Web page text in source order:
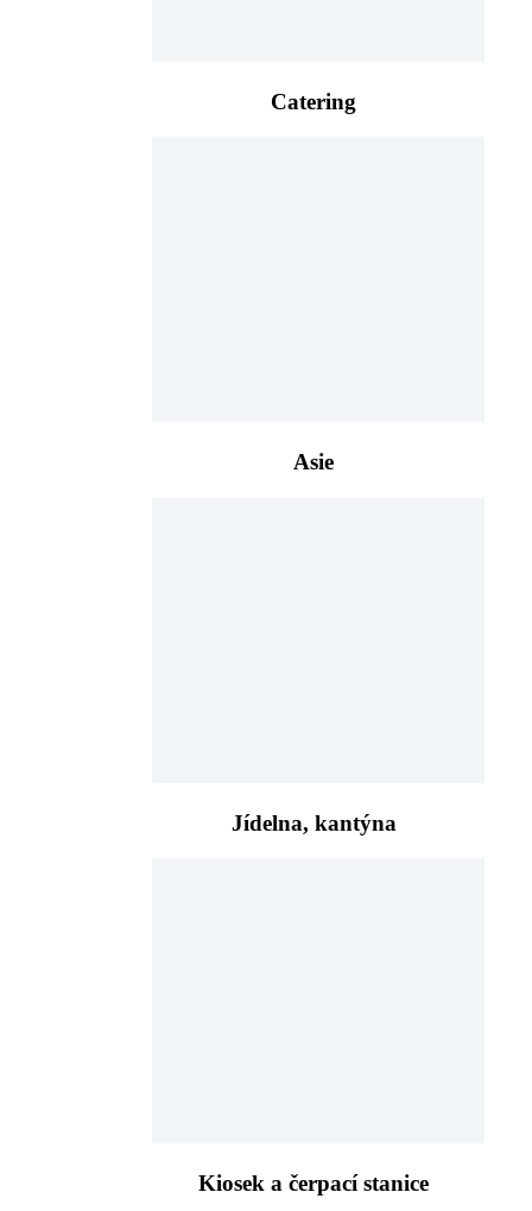
Catering
Asie
Jídelna, kantýna
Kiosek a čerpací stanice